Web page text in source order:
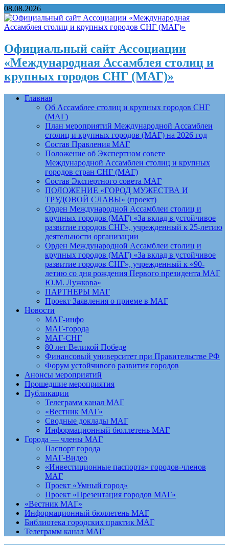
08.08.2026
Официальный сайт Ассоциации
«Международная Ассамблея столиц и
крупных городов СНГ (МАГ)»
Главная
Об Ассамблее столиц и крупных городов СНГ
(МАГ)
План мероприятий Международной Ассамблеи
столиц и крупных городов (МАГ) на 2026 год
Состав Правления МАГ
Положение об Экспертном совете
Международной Ассамблеи столиц и крупных
городов стран СНГ (МАГ)
Состав Экспертного совета МАГ
ПОЛОЖЕНИЕ «ГОРОД МУЖЕСТВА И
ТРУДОВОЙ СЛАВЫ» (проект)
Орден Международной Ассамблеи столиц и
крупных городов (МАГ) «За вклад в устойчивое
развитие городов СНГ», учрежденный к 25-летию
деятельности организации
Орден Международной Ассамблеи столиц и
крупных городов (МАГ) «За вклад в устойчивое
развитие городов СНГ», учрежденный к «90-
летию со дня рождения Первого президента МАГ
Ю.М. Лужкова»
ПАРТНЕРЫ МАГ
Проект Заявления о приеме в МАГ
Новости
МАГ-инфо
МАГ-города
МАГ-СНГ
80 лет Великой Победе
Финансовый университет при Правительстве РФ
Форум устойчивого развития городов
Анонсы мероприятий
Прошедшие мероприятия
Публикации
Телеграмм канал МАГ
«Вестник МАГ»
Сводные доклады МАГ
Информационный бюллетень МАГ
Города — члены МАГ
Паспорт города
МАГ-Видео
«Инвестиционные паспорта» городов-членов
МАГ
Проект «Умный город»
Проект «Презентация городов МАГ»
«Вестник МАГ»
Информационный бюллетень МАГ
Библиотека городских практик МАГ
Телеграмм канал МАГ